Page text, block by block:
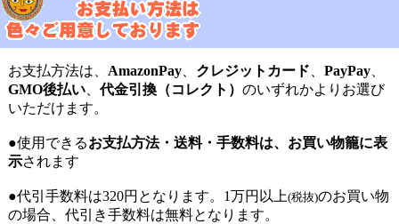
お支払方法は、 AmazonPay、 クレジットカード、 PayPay、
GMO後払い、代金引換（コレクト） のいずれかよりお選び
いただけます。
●使用できるお支払方法・送料・手数料は、お買い物籠に表
示されます
●代引手数料は320円となります。1万円以上(税抜)のお買い物
の場合、代引き手数料は無料となります。